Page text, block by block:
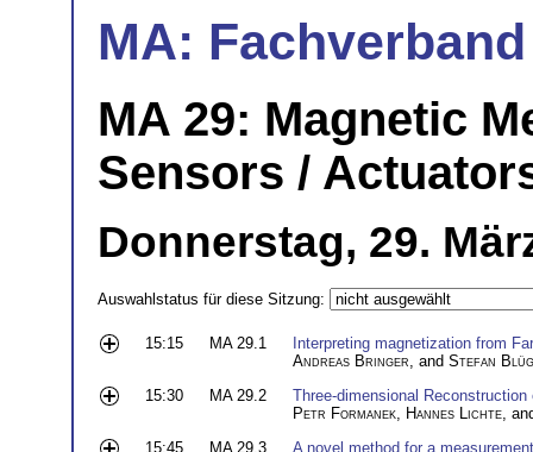
MA:
MA 29: Magnetic
Sensors /
Donnerstag, 29.
Auswahlstatus für diese Sitzung:
15:15 MA 29.1
Interpreting magnetization from
Andreas Bringer , and Stefan
15:30
MA 29.2
Three-dimensional
Petr Formanek Hannes Lichte ,
15:45
MA 29.3
A novel method for a